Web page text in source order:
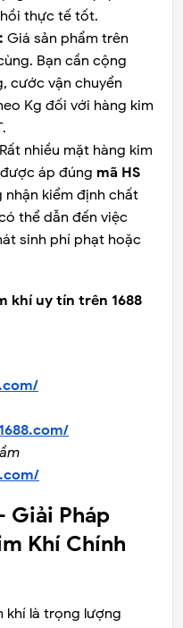
thực tế tốt.
Giá sản phẩm trên
Bạn cần cộng
cước vận chuyển
Kg đối với hàng kim
Rất nhiều mặt hàng kim
áp đúng mã HS
nhận kiểm định chất
thể dẫn đến việc
sinh phí phạt hoặc
khí uy tín trên 1688
Giải Pháp
Khí Chính
khí là trọng lượng